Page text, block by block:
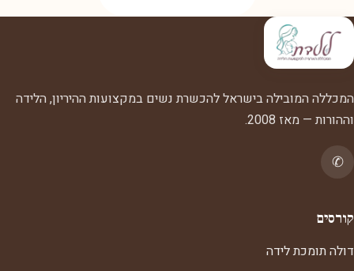
המכללה המובילה בישראל להכשרת נשים במקצועות ההיריון, הלידה
וההורות — מאז 2008.
✆
קורסים
דולה תומכת לידה